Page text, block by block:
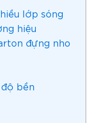
lớp sóng
hiệu
đựng nho
bền